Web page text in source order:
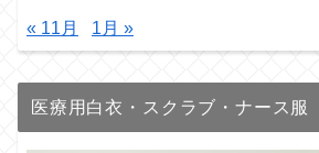
« 11月 1月 »
医療用白衣・スクラブ・ナース服